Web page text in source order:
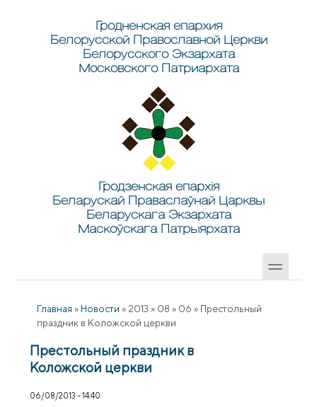
Гродненская епархия
Белорусской Православной Церкви
Белорусского Экзархата
Московского Патриархата
Гродзенская епархія
Беларускай Праваслаўнай Царквы
Беларускага Экзархата
Маскоўскага Патрыярхата
Главная » Новости » 2013 » 08 » 06 » Престольный
праздник в Коложской церкви
Престольный праздник в
Коложской церкви
06/08/2013 - 14:40